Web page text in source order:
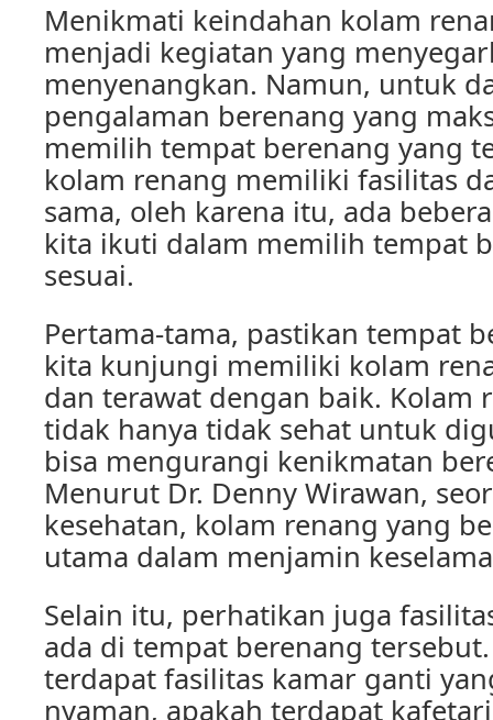
Menikmati keindahan kolam
menjadi kegiatan yang
menyenangkan. Namun, untuk
pengalaman berenang yang
memilih tempat berenang yang
kolam renang memiliki fasilitas
sama, oleh karena itu, ada
kita ikuti dalam memilih tempat
sesuai.
Pertama-tama, pastikan tempat
kita kunjungi memiliki kolam
dan terawat dengan baik. Kolam
tidak hanya tidak sehat untuk
bisa mengurangi kenikmatan
Menurut Dr. Denny Wirawan,
kesehatan, kolam renang yang
utama dalam menjamin
Selain itu, perhatikan juga
ada di tempat berenang
terdapat fasilitas kamar ganti
nyaman, apakah terdapat